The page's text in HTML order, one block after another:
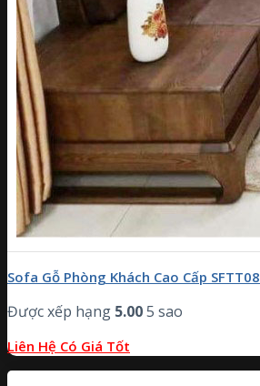
Sofa Gỗ Phòng Khách Cao Cấp SFTT08
Được xếp hạng 5.005 sao
Liên Hệ Có Giá Tốt